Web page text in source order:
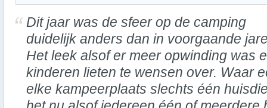
Dit jaar was de sfeer op de camping
duidelijk anders dan in voorgaande
Het leek alsof er meer opwinding was
kinderen lieten te wensen over. Waar
elke kampeerplaats slechts één